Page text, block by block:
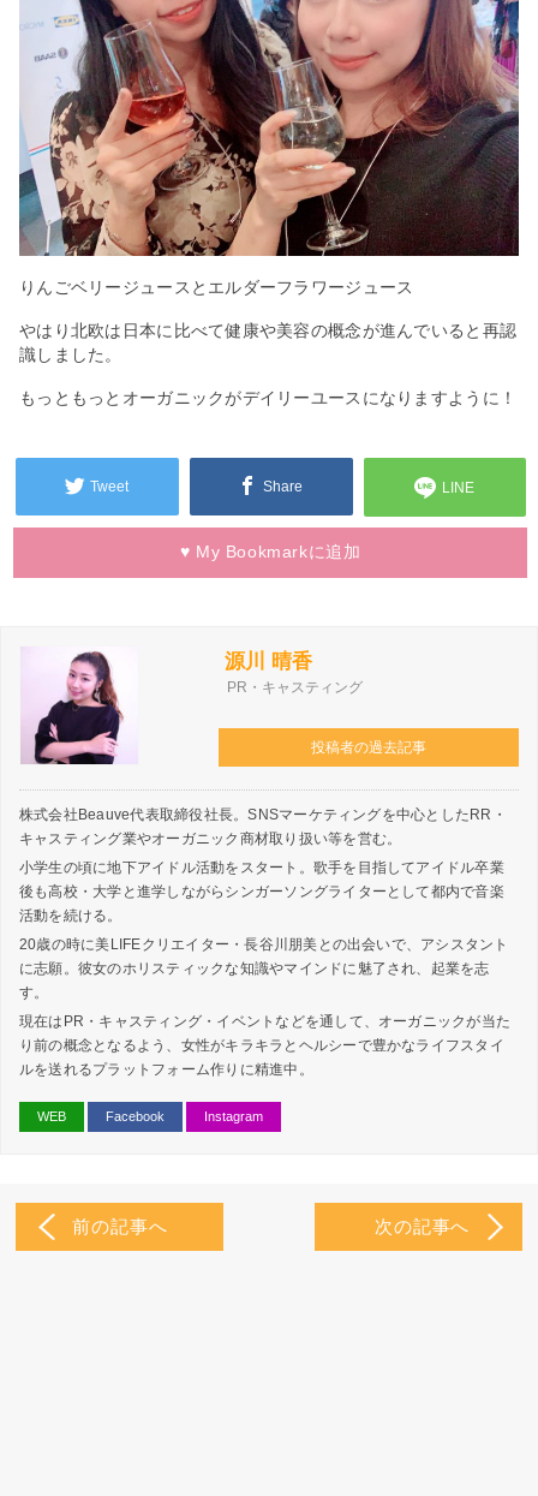
りんごベリージュースとエルダーフラワージュース
やはり北欧は日本に比べて健康や美容の概念が進んでいると再認
識しました。
もっともっとオーガニックがデイリーユースになりますように！
Tweet Share LINE
♥ My Bookmarkに追加
源川 晴香
PR・キャスティング
投稿者の過去記事
株式会社Beauve代表取締役社長。SNSマーケティングを中心としたRR・
キャスティング業やオーガニック商材取り扱い等を営む。
小学生の頃に地下アイドル活動をスタート。歌手を目指してアイドル卒業
後も高校・大学と進学しながらシンガーソングライターとして都内で音楽
活動を続ける。
20歳の時に美LIFEクリエイター・長谷川朋美との出会いで、アシスタント
に志願。彼女のホリスティックな知識やマインドに魅了され、起業を志
す。
現在はPR・キャスティング・イベントなどを通して、オーガニックが当た
り前の概念となるよう、女性がキラキラとヘルシーで豊かなライフスタイ
ルを送れるプラットフォーム作りに精進中。
WEB Facebook Instagram
前の記事へ 次の記事へ